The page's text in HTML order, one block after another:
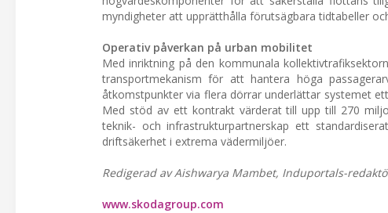
myndigheter att upprätthålla förutsägbara tidtabeller
Operativ påverkan på urban mobilitet
Med inriktning på den kommunala
transportmekanism för att hantera höga
åtkomstpunkter via flera dörrar underlättar systemet
Med stöd av ett kontrakt värderat till upp till 270
teknik- och infrastrukturpartnerskap ett
driftsäkerhet i extrema vädermiljöer.
Redigerad av Aishwarya Mambet, Induportals-
www.skodagroup.com